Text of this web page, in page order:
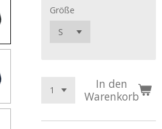
Größe
In den
Warenkorb